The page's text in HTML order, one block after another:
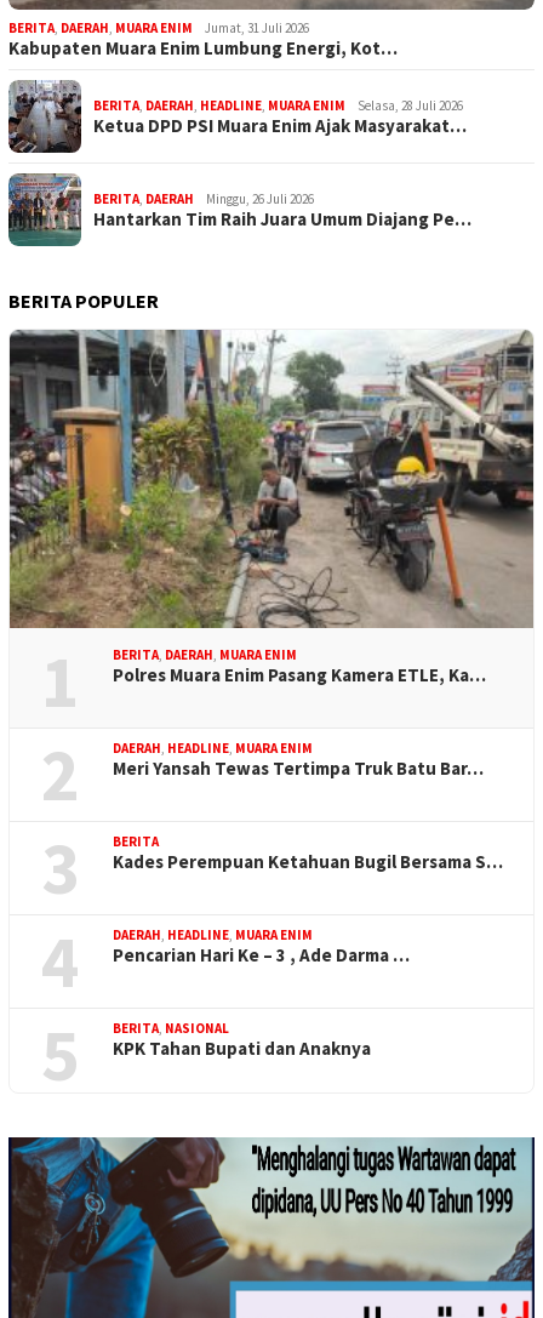
BERITA DAERAH MUARA ENIM Jumat, 31 Juli 2026
Kabupaten Muara Enim Lumbung Energi, Kot…
BERITA DAERAH HEADLINE MUARA ENIM Selasa, 28 Juli 2026
Ketua DPD PSI Muara Enim Ajak Masyarakat…
BERITA DAERAH Minggu, 26 Juli 2026
Hantarkan Tim Raih Juara Umum Diajang Pe…
BERITA POPULER
1 BERITA DAERAH MUARA ENIM
Polres Muara Enim Pasang Kamera ETLE, Ka…
2 DAERAH HEADLINE MUARA ENIM
Meri Yansah Tewas Tertimpa Truk Batu Bar…
3 BERITA
Kades Perempuan Ketahuan Bugil Bersama S…
4 DAERAH HEADLINE MUARA ENIM
Pencarian Hari Ke – 3 , Ade Darma …
5 BERITA NASIONAL
KPK Tahan Bupati dan Anaknya